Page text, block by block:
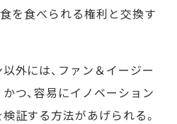
食を食べられる権利と交換す
外には、ファン＆イージー
つ、容易にイノベーション
証する方法があげられる。